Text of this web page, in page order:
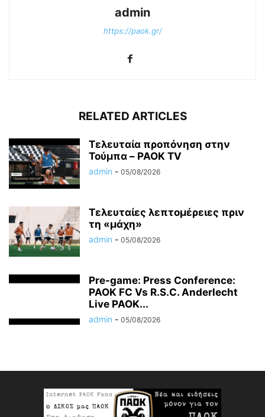
admin
https://paok.gr/
RELATED ARTICLES
Τελευταία προπόνηση στην
Τούμπα – PAOK TV
admin - 05/08/2026
Τελευταίες λεπτομέρειες πριν
τη «μάχη»
admin - 05/08/2026
Pre-game: Press Conference:
PAOK FC Vs R.S.C. Anderlecht
Live PAOK...
admin - 05/08/2026